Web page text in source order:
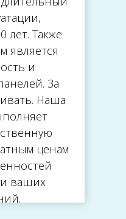
лет. Также
является
и
За
Наша
ценам
ваших